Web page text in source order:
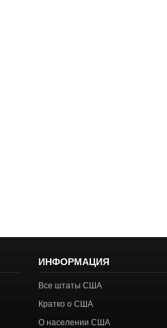
ИНФОРМАЦИЯ
Все штаты США
Кратко о США
О населении США